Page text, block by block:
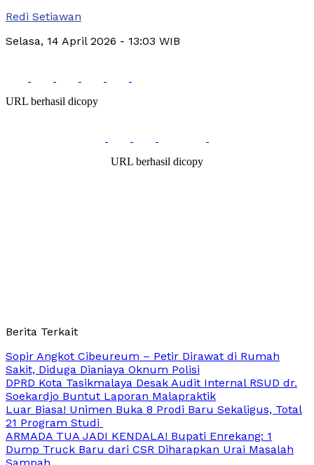
Redi Setiawan
Selasa, 14 April 2026 - 13:03 WIB
URL berhasil dicopy
URL berhasil dicopy
Berita Terkait
Sopir Angkot Cibeureum – Petir Dirawat di Rumah
Sakit, Diduga Dianiaya Oknum Polisi
DPRD Kota Tasikmalaya Desak Audit Internal RSUD dr.
Soekardjo Buntut Laporan Malapraktik
Luar Biasa! Unimen Buka 8 Prodi Baru Sekaligus, Total
21 Program Studi
ARMADA TUA JADI KENDALA! Bupati Enrekang: 1
Dump Truck Baru dari CSR Diharapkan Urai Masalah